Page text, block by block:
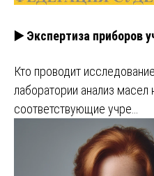
▶️ Экспертиза приборов
Кто проводит
лаборатории анализ
соответствующие учре…